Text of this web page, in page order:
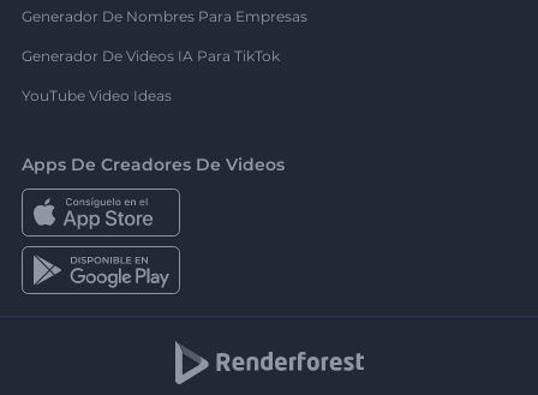
Generador De Nombres Para Empresas
Generador De Videos IA Para TikTok
YouTube Video Ideas
Apps De Creadores De Videos